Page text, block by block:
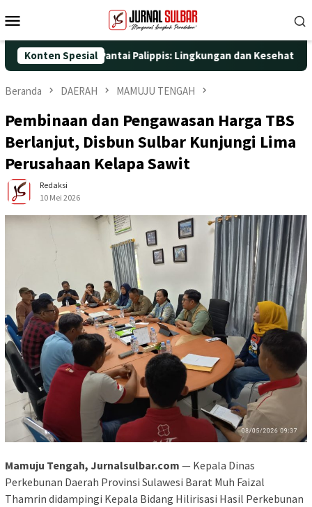
ke
Mobile
Konten Spesial
di Pantai Palippis: Lingkungan dan Kesehatan Jadi
Beranda DAERAH MAMUJU TENGAH
Pembinaan dan Pengawasan Harga TBS
Berlanjut, Disbun Sulbar Kunjungi Lima
Perusahaan Kelapa Sawit
Redaksi
10 Mei 2026
Mamuju Tengah, Jurnalsulbar.com — Kepala Dinas
Perkebunan Daerah Provinsi Sulawesi Barat Muh Faizal
Thamrin didampingi Kepala Bidang Hilirisasi Hasil Perkebunan